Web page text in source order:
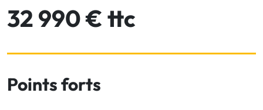
32 990 € ttc
Points forts